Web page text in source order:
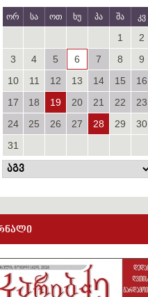
ორ სა ოთ ხუ პა შა კვ
1
2
3
4 5 6 7 8
9
10
11 12 13 14 15
16
17
18 19 20 21 22
23
24
25 26 27 28 29
30
31